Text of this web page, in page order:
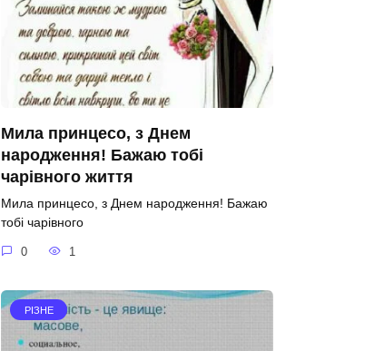
Мила принцесо, з Днем
народження! Бажаю тобі
чарівного життя
Мила принцесо, з Днем народження! Бажаю
тобі чарівного
0 1
РІЗНЕ